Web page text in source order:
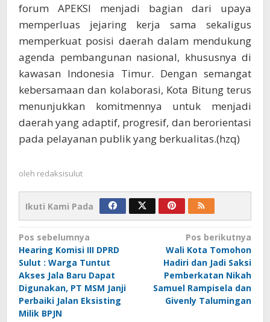
forum APEKSI menjadi bagian dari upaya
memperluas jejaring kerja sama sekaligus
memperkuat posisi daerah dalam mendukung
agenda pembangunan nasional, khususnya di
kawasan Indonesia Timur. Dengan semangat
kebersamaan dan kolaborasi, Kota Bitung terus
menunjukkan komitmennya untuk menjadi
daerah yang adaptif, progresif, dan berorientasi
pada pelayanan publik yang berkualitas.(hzq)
oleh redaksisulut
Ikuti Kami Pada
Navigasi
pos
Pos sebelumnya
Hearing Komisi III DPRD
Sulut : Warga Tuntut
Akses Jala Baru Dapat
Digunakan, PT MSM Janji
Perbaiki Jalan Eksisting
Milik BPJN
Pos berikutnya
Wali Kota Tomohon
Hadiri dan Jadi Saksi
Pemberkatan Nikah
Samuel Rampisela dan
Givenly Talumingan